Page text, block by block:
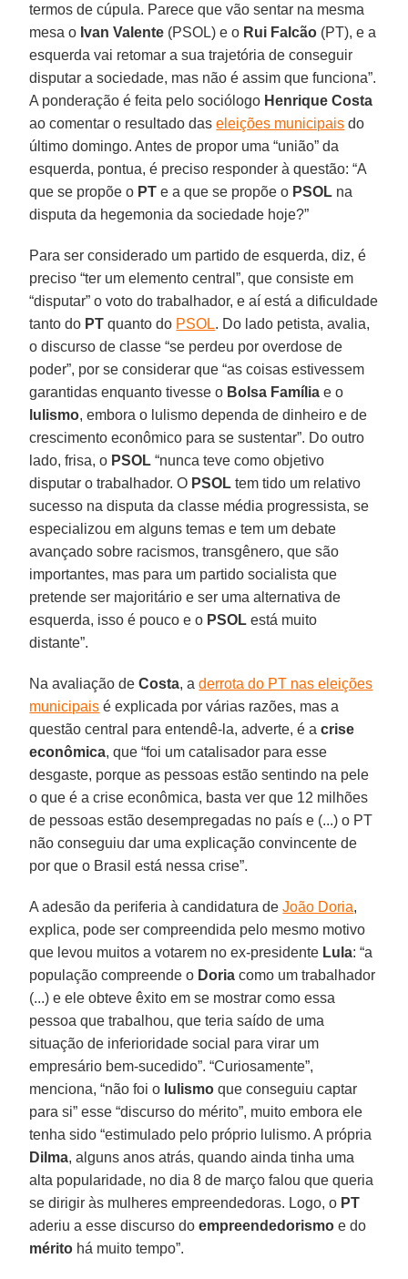
termos de cúpula. Parece que vão sentar na mesma
mesa o Ivan Valente (PSOL) e o Rui Falcão (PT), e a
esquerda vai retomar a sua trajetória de conseguir
disputar a sociedade, mas não é assim que funciona”.
A ponderação é feita pelo sociólogo Henrique Costa
ao comentar o resultado daseleições municipais do
último domingo. Antes de propor uma “união” da
esquerda, pontua, é preciso responder à questão: “A
que se propõe o PT e a que se propõe o PSOL na
disputa da hegemonia da sociedade hoje?”
Para ser considerado um partido de esquerda, diz, é
preciso “ter um elemento central”, que consiste em
“disputar” o voto do trabalhador, e aí está a dificuldade
tanto do PT quanto do PSOL. Do lado petista, avalia,
o discurso de classe “se perdeu por overdose de
poder”, por se considerar que “as coisas estivessem
garantidas enquanto tivesse o Bolsa Família e o
lulismo, embora o lulismo dependa de dinheiro e de
crescimento econômico para se sustentar”. Do outro
lado, frisa, o PSOL “nunca teve como objetivo
disputar o trabalhador. O PSOL tem tido um relativo
sucesso na disputa da classe média progressista, se
especializou em alguns temas e tem um debate
avançado sobre racismos, transgênero, que são
importantes, mas para um partido socialista que
pretende ser majoritário e ser uma alternativa de
esquerda, isso é pouco e o PSOL está muito
distante”.
Na avaliação deCosta, aderrota do PT nas eleições
municipais é explicada por várias razões, mas a
questão central para entendê-la, adverte, é acrise
econômica, que “foi um catalisador para esse
desgaste, porque as pessoas estão sentindo na pele
o que é a crise econômica, basta ver que 12 milhões
de pessoas estão desempregadas no país e (...) o PT
não conseguiu dar uma explicação convincente de
por que o Brasil está nessa crise”.
A adesão da periferia à candidatura deJoão Doria,
explica, pode ser compreendida pelo mesmo motivo
que levou muitos a votarem no ex-presidente Lula: “a
população compreende o Doria como um trabalhador
(...) e ele obteve êxito em se mostrar como essa
pessoa que trabalhou, que teria saído de uma
situação de inferioridade social para virar um
empresário bem-sucedido”. “Curiosamente”,
menciona, “não foi o lulismo que conseguiu captar
para si” esse “discurso do mérito”, muito embora ele
tenha sido “estimulado pelo próprio lulismo. A própria
Dilma, alguns anos atrás, quando ainda tinha uma
alta popularidade, no dia 8 de março falou que queria
se dirigir às mulheres empreendedoras. Logo, o PT
aderiu a esse discurso doempreendedorismo e do
mérito há muito tempo”.